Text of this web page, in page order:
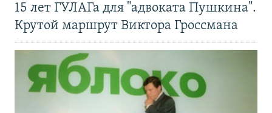
15 лет ГУЛАГа для "адвоката Пушкина".
Крутой маршрут Виктора Гроссмана